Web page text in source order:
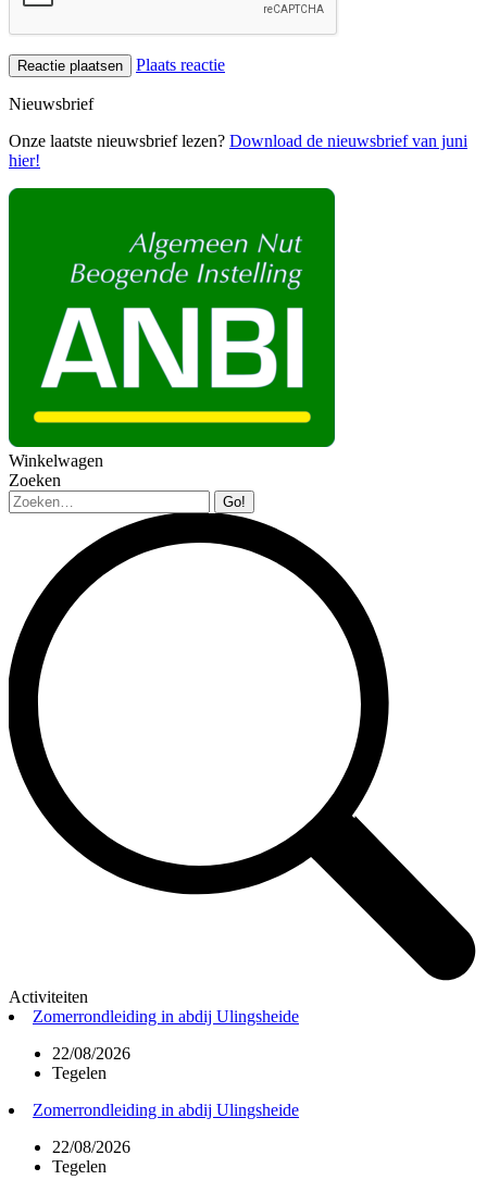
Plaats reactie
Nieuwsbrief
Onze laatste nieuwsbrief lezen? Download de nieuwsbrief van juni
hier!
Winkelwagen
Zoeken
Zoeken:
Activiteiten
Zomerrondleiding in abdij Ulingsheide
22/08/2026
Tegelen
Zomerrondleiding in abdij Ulingsheide
22/08/2026
Tegelen